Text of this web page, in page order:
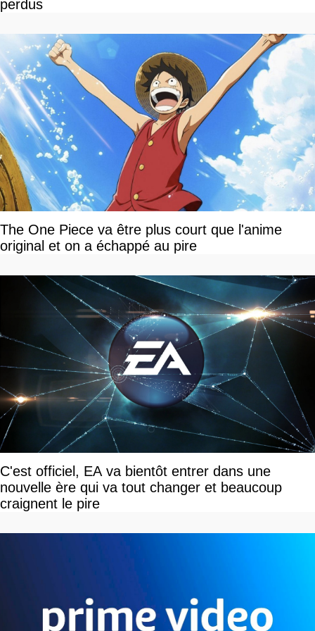
perdus
The One Piece va être plus court que l'anime
original et on a échappé au pire
C'est officiel, EA va bientôt entrer dans une
nouvelle ère qui va tout changer et beaucoup
craignent le pire